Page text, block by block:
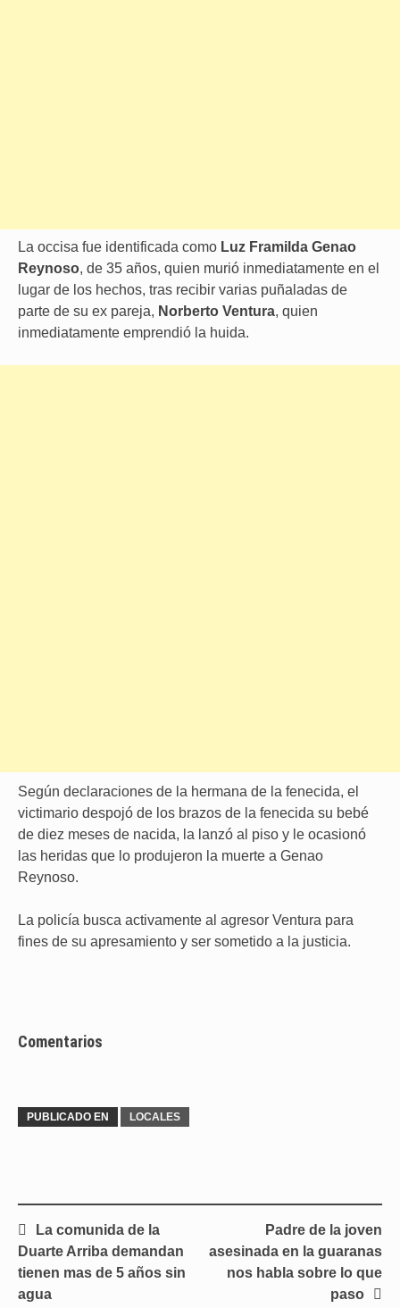
La occisa fue identificada como Luz Framilda Genao
Reynoso, de 35 años, quien murió inmediatamente en el
lugar de los hechos, tras recibir varias puñaladas de
parte de su ex pareja, Norberto Ventura, quien
inmediatamente emprendió la huida.
Según declaraciones de la hermana de la fenecida, el
victimario despojó de los brazos de la fenecida su bebé
de diez meses de nacida, la lanzó al piso y le ocasionó
las heridas que lo produjeron la muerte a Genao
Reynoso.
La policía busca activamente al agresor Ventura para
fines de su apresamiento y ser sometido a la justicia.
Comentarios
PUBLICADO EN LOCALES
Navegación
de
entradas
La comunida de la
Duarte Arriba demandan
tienen mas de 5 años sin
agua
Padre de la joven
asesinada en la guaranas
nos habla sobre lo que
paso